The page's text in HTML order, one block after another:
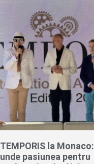
TEMPORIS la Monaco:
unde pasiunea pentru